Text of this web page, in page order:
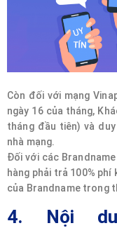
Còn đối với mạng
ngày 16 của tháng,
tháng đầu tiên) và
nhà mạng.
Đối với các
hàng phải trả 100%
của Brandname trong
4. Nội